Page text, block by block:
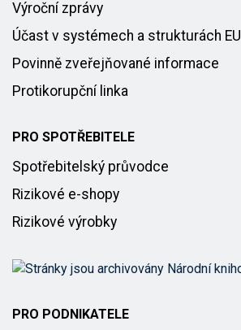
Výroční zprávy
Účast v systémech a strukturách EU
Povinně zveřejňované informace
Protikorupční linka
PRO SPOTŘEBITELE
Spotřebitelský průvodce
Rizikové e-shopy
Rizikové výrobky
PRO PODNIKATELE